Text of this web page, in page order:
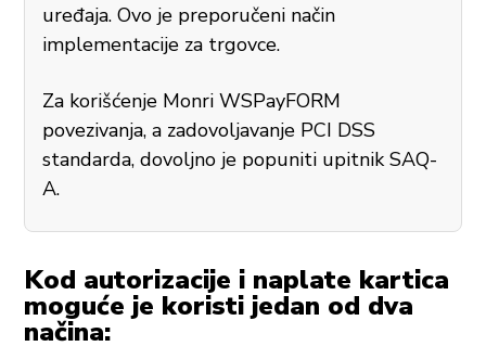
uređaja. Ovo je preporučeni način
implementacije za trgovce.
Za korišćenje Monri WSPayFORM
povezivanja, a zadovoljavanje PCI DSS
standarda, dovoljno je popuniti upitnik SAQ-
A.
Kod autorizacije i naplate kartica
moguće je koristi jedan od dva
načina: